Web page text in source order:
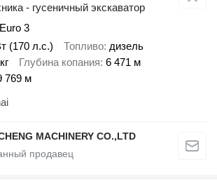
- гусеничный экскаватор
Euro 3
(170 л.с.) Топливо дизель
Глубина копания 6 471 м
769 м
MACHINERY CO.,LTD